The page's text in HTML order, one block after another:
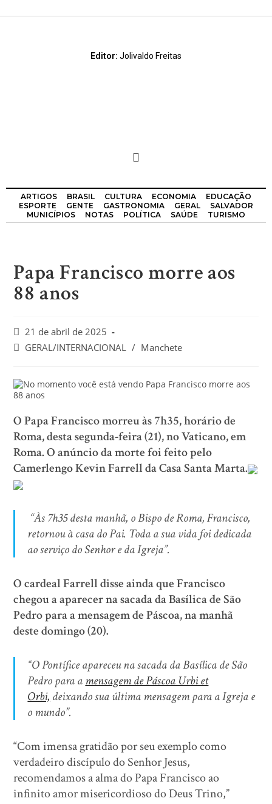
Editor: Jolivaldo Freitas
ARTIGOS BRASIL CULTURA ECONOMIA
EDUCAÇÃO
ESPORTE
GENTE GASTRONOMIA GERAL
SALVADOR
MUNICÍPIOS
NOTAS POLÍTICA SAÚDE TURISMO
Papa Francisco morre aos
88 anos
21 de abril de 2025
GERAL/INTERNACIONAL / Manchete
O Papa Francisco morreu às 7h35, horário de
Roma, desta segunda-feira (21), no Vaticano, em
Roma. O anúncio da morte foi feito pelo
Camerlengo Kevin Farrell da Casa Santa Marta.
“Às 7h35 desta manhã, o Bispo de Roma, Francisco,
retornou à casa do Pai. Toda a sua vida foi dedicada
ao serviço do Senhor e da Igreja”.
O cardeal Farrell disse ainda que Francisco
chegou a aparecer na sacada da Basílica de São
Pedro para a mensagem de Páscoa, na manhã
deste domingo (20).
“O Pontífice apareceu na sacada da Basílica de São
Pedro para amensagem de Páscoa Urbi et
Orbi, deixando sua última mensagem para a Igreja e
o mundo”.
“Com imensa gratidão por seu exemplo como
verdadeiro discípulo do Senhor Jesus,
recomendamos a alma do Papa Francisco ao
infinito amor misericordioso do Deus Trino,”